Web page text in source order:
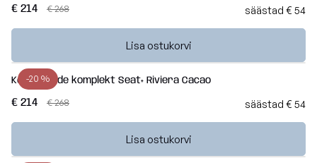
€ 214 € 268 säästad € 54
Lisa ostukorvi
-20 %
Kott-toolide komplekt Seat+ Riviera Cacao
€ 214 € 268 säästad € 54
Lisa ostukorvi